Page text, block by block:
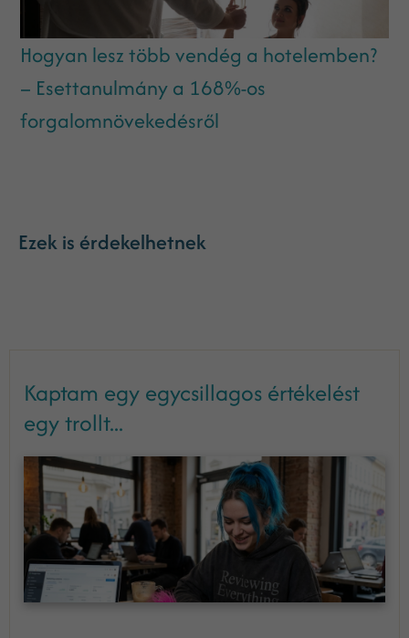
Hogyan lesz több vendég a hotelemben?
– Esettanulmány a 168%-os
forgalomnövekedésről
Ezek is érdekelhetnek
Kaptam egy egycsillagos értékelést
egy trollt...